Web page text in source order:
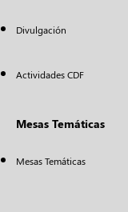
Divulgación
Actividades CDF
Mesas Temáticas
Mesas Temáticas